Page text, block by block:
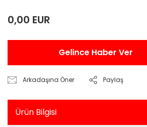
0,00 EUR
Gelince Haber Ver
Arkadaşına Öner Paylaş
Ürün Bilgisi